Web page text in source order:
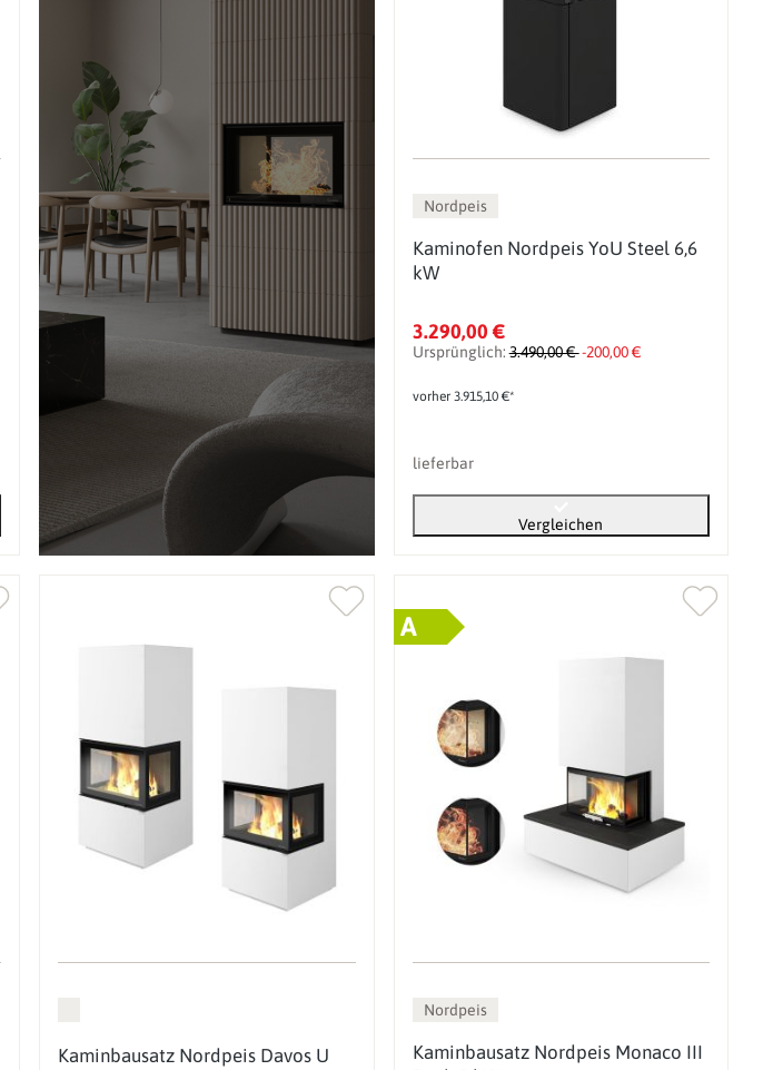
Nordpeis
Kaminofen Nordpeis YoU Steel 6,6
kW
3.290,00 €
Ursprünglich:3.490,00 €-200,00 €
vorher 3.915,10 €*
lieferbar
Vergleichen
Kaminbausatz Nordpeis Davos U
A
Nordpeis
Kaminbausatz Nordpeis Monaco III